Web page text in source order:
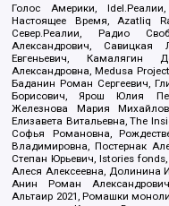
Голос Америки,
Настоящее Время, Azatliq
Север.Реалии, Радио
Александрович, Савицкая
Евгеньевич, Камалягин
Александровна, Medusa
Баданин Роман Сергеевич,
Борисович, Ярош Юлия
Железнова Мария
Елизавета Витальевна, The
Софья Романовна,
Владимировна, Постернак
Степан Юрьевич, Istories
Алеся Алексеевна, Долинина
Анин Роман
Альтаир 2021, Ромашки